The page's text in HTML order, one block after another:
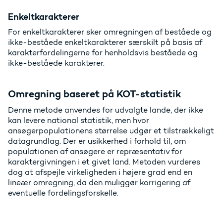
Enkeltkarakterer
For enkeltkarakterer sker omregningen af beståede og
ikke-beståede enkeltkarakterer særskilt på basis af
karakterfordelingerne for henholdsvis beståede og
ikke-beståede karakterer.
Omregning baseret på KOT-statistik
Denne metode anvendes for udvalgte lande, der ikke
kan levere national statistik, men hvor
ansøgerpopulationens størrelse udgør et tilstrækkeligt
datagrundlag. Der er usikkerhed i forhold til, om
populationen af ansøgere er repræsentativ for
karaktergivningen i et givet land. Metoden vurderes
dog at afspejle virkeligheden i højere grad end en
lineær omregning, da den muliggør korrigering af
eventuelle fordelingsforskelle.